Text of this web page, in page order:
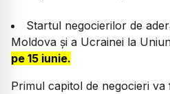
Startul negocierilor de
Moldova și a Ucrainei la
pe 15 iunie.
Primul capitol de negocieri